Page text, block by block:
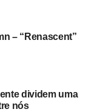
– “Renascent”
dividem uma
nós